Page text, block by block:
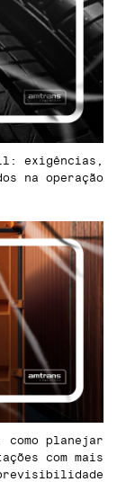
exigências,
na operação
planejar
com mais